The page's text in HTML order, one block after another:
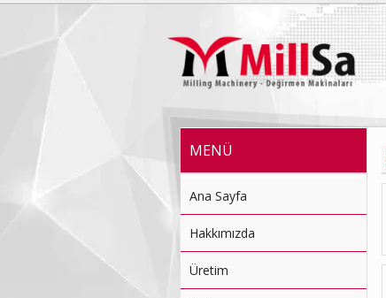
MENÜ
Ana Sayfa
Hakkımızda
Üretim